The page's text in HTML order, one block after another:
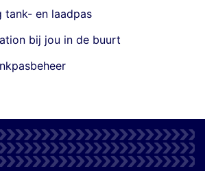
tank- en laadpas
bij jou in de buurt